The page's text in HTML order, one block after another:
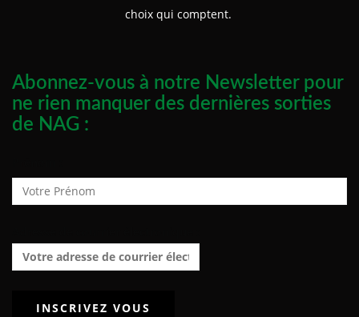
choix qui comptent.
Abonnez-vous à notre Newsletter pour
ne rien manquer des dernières sorties
de NAG :